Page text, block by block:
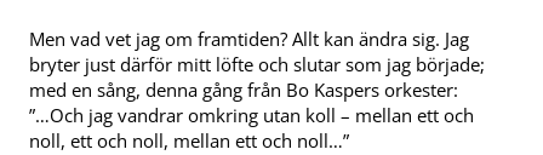
Men vad vet jag om framtiden? Allt kan ändra sig. Jag
bryter just därför mitt löfte och slutar som jag började;
med en sång, denna gång från Bo Kaspers orkester:
”…Och jag vandrar omkring utan koll – mellan ett och
noll, ett och noll, mellan ett och noll…”